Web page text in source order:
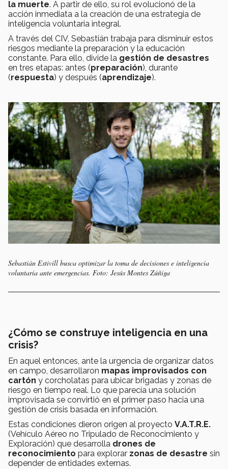
la muerte. A partir de ello, su rol evolucionó de la
acción inmediata a la creación de una estrategia de
inteligencia voluntaria integral.
A través del CIV, Sebastián trabaja para disminuir estos
riesgos mediante la preparación y la educación
constante. Para ello, divide la gestión de desastres
en tres etapas: antes (preparación), durante
(respuesta) y después (aprendizaje).
Sebastián Estivill busca optimizar la toma de decisiones e inteligencia
voluntaria ante emergencias. Foto: Jesús Montes Zúñiga
¿Cómo se construye inteligencia en una
crisis?
En aquel entonces, ante la urgencia de organizar datos
en campo, desarrollaron mapas improvisados con
cartón y corcholatas para ubicar brigadas y zonas de
riesgo en tiempo real. Lo que parecía una solución
improvisada se convirtió en el primer paso hacia una
gestión de crisis basada en información.
Estas condiciones dieron origen al proyecto V.A.T.R.E.
(Vehículo Aéreo no Tripulado de Reconocimiento y
Exploración) que desarrolla drones de
reconocimiento para explorar zonas de desastre sin
depender de entidades externas.